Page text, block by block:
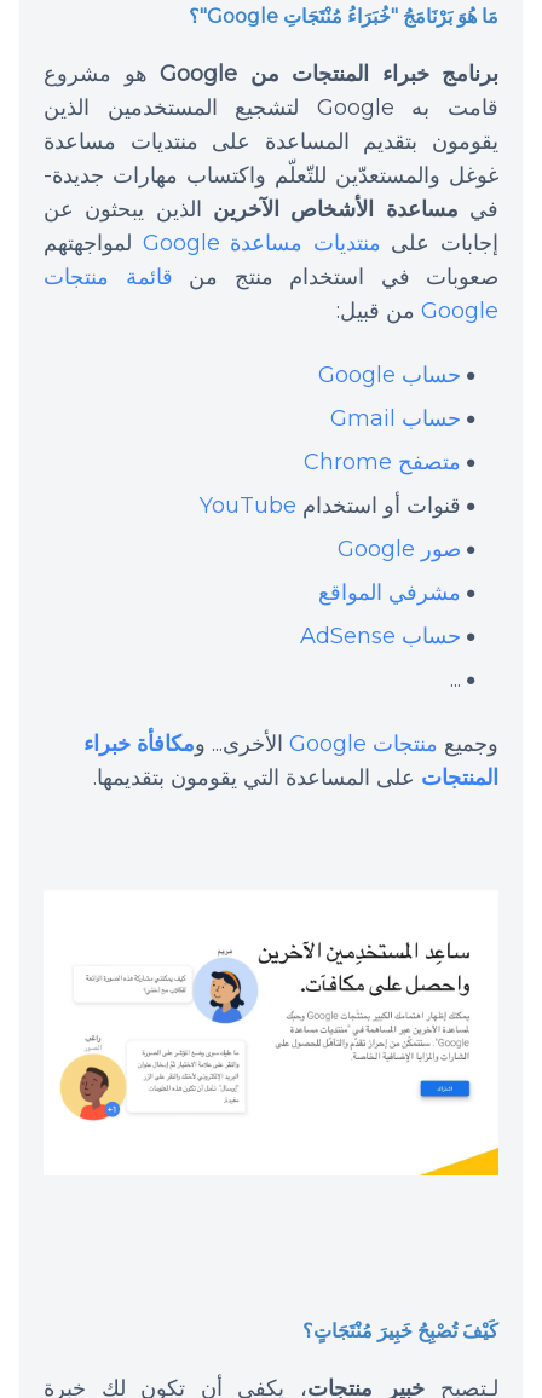
مَا هُوَ بَرْنَامَجُ "خُبَرَاءُ مُنْتَجَاتِ Google"؟
برنامج خبراء المنتجات من Google
هو مشروع
قامت به Google لتشجيع المستخدمين الذين
يقومون بتقديم المساعدة على منتديات مساعدة
غوغل والمستعدّين للتّعلّم واكتساب مهارات جديدة-
في مساعدة الأشخاص الآخرين الذين يبحثون عن
إجابات على منتديات مساعدة Google
لمواجهتهم
صعوبات في استخدام منتج من قائمة منتجات
Google من قبيل:
حساب Google
حساب Gmail
متصفح Chrome
قنوات أو استخدام YouTube
صور Google
مشرفي المواقع
حساب AdSense
...
وجميع منتجات Google الأخرى... ومكافأة خبراء
المنتجات على المساعدة التي يقومون بتقديمها.
كَيْفَ تُصْبِحُ خَبِيرَ مُنْتَجَاتٍ؟
لـتصبح خبير منتجات، يكفي أن تكون لك خبرة